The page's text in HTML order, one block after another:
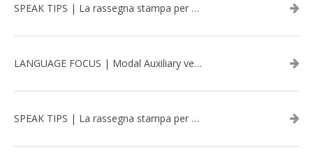
SPEAK TIPS | La rassegna stampa per migliorare l’inglese - aprile 2026
LANGUAGE FOCUS | Modal Auxiliary verbs in the past
SPEAK TIPS | La rassegna stampa per migliorare l’inglese - marzo 2026